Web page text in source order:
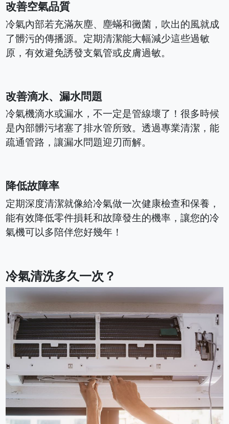
改善空氣品質
冷氣內部若充滿灰塵、塵蟎和黴菌，吹出的風就成
了髒污的傳播源。定期清潔能大幅減少這些過敏
原，有效避免誘發支氣管或皮膚過敏。
改善滴水、漏水問題
冷氣機滴水或漏水，不一定是管線壞了！很多時候
是內部髒污堵塞了排水管所致。透過專業清潔，能
疏通管路，讓漏水問題迎刃而解。
降低故障率
定期深度清潔就像給冷氣做一次健康檢查和保養，
能有效降低零件損耗和故障發生的機率，讓您的冷
氣機可以多陪伴您好幾年！
冷氣清洗多久一次？